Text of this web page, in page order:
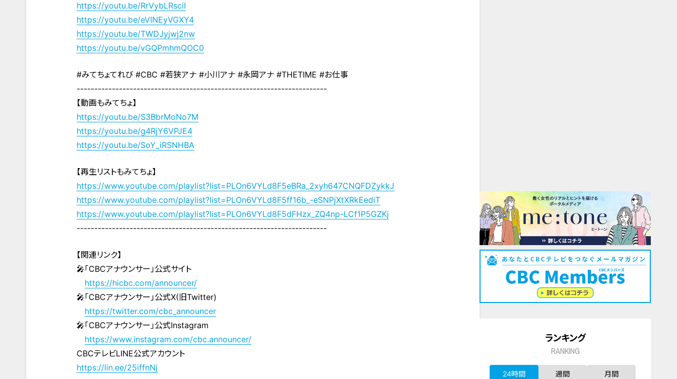
https://youtu.be/RrVybLRsciI
https://youtu.be/eVINEyVGXY4
https://youtu.be/TWDJyjwj2nw
https://youtu.be/vGQPmhmQOC0
#みてちょてれび #CBC #若狭アナ #小川アナ #永岡アナ #THETIME #お仕事
-----------------------------------------------------------------------
【動画もみてちょ】
https://youtu.be/S3BbrMoNo7M
https://youtu.be/g4RjY6VPJE4
https://youtu.be/SoY_iRSNHBA
【再生リストもみてちょ】
https://www.youtube.com/playlist?list=PLOn6VYLd8F5eBRa_2xyh647CNQFDZykkJ
https://www.youtube.com/playlist?list=PLOn6VYLd8F5ff16b_-eSNPjXtXRkEediT
https://www.youtube.com/playlist?list=PLOn6VYLd8F5dFHzx_ZQ4np-LCf1P5GZKj
-----------------------------------------------------------------------
【関連リンク】
🎤「CBCアナウンサー」公式サイト
https://hicbc.com/announcer/
🎤「CBCアナウンサー」公式X(旧Twitter)
https://twitter.com/cbc_announcer
🎤「CBCアナウンサー」公式Instagram
https://www.instagram.com/cbc.announcer/
CBCテレビLINE公式アカウント
https://lin.ee/25iffnNj
ランキング
RANKING
24時間 週間 月間